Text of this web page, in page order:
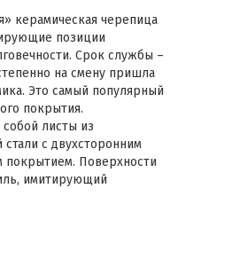
керамическая черепица
позиции
Срок службы –
на смену пришла
Это самый популярный
покрытия.
листы из
с двухсторонним
покрытием. Поверхности
имитирующий